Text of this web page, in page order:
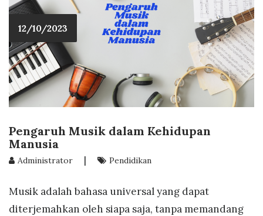
12/10/2023
Pengaruh Musik dalam Kehidupan
Manusia
Administrator | Pendidikan
Musik adalah bahasa universal yang dapat
diterjemahkan oleh siapa saja, tanpa memandang